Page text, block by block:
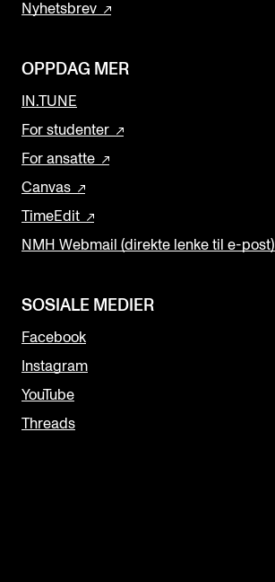
Nyhetsbrev
OPPDAG MER
IN.TUNE
For studenter
For ansatte
Canvas
TimeEdit
NMH Webmail (direkte lenke til e-post)
SOSIALE MEDIER
Facebook
Instagram
YouTube
Threads